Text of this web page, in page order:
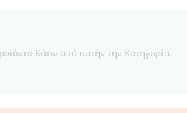
Κάτω από αυτήν την Κατηγορία.